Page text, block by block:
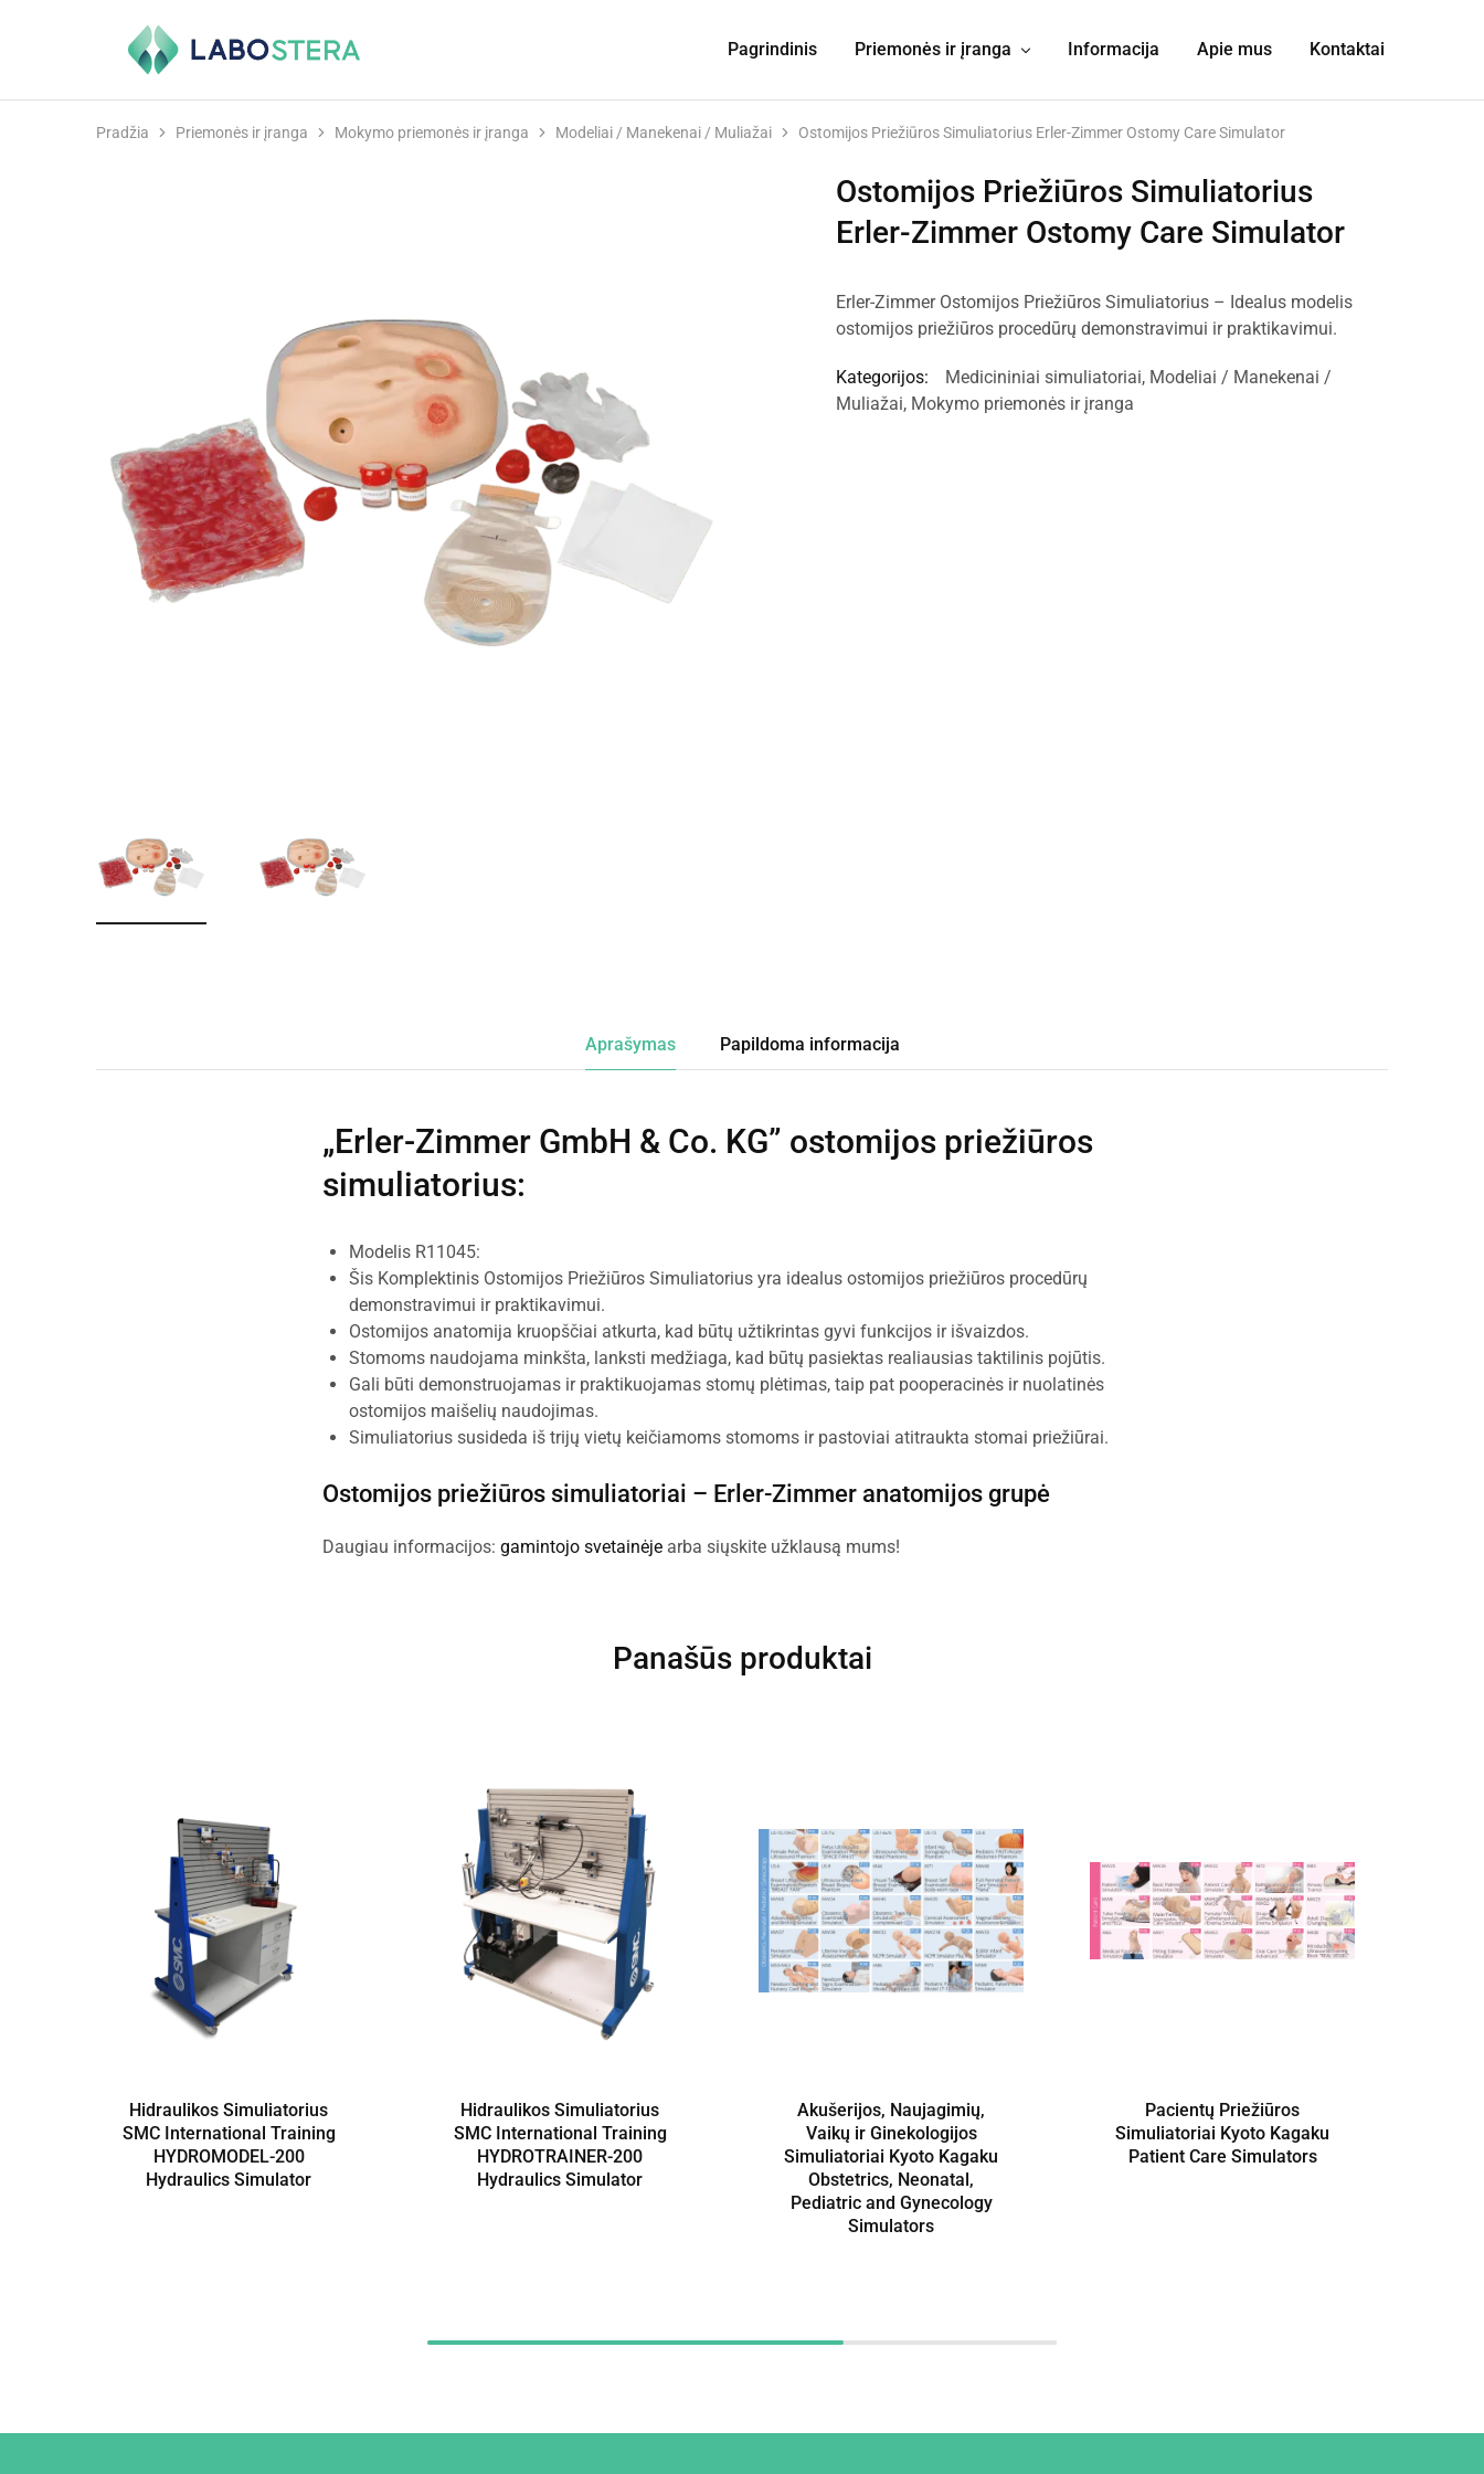
Labostera
Laboratorinė
Pagrindinis Priemonės ir įranga Informacija Apie mus Kontaktai
Pradžia Priemonės ir įranga Mokymo priemonės ir įranga Modeliai / Manekenai / Muliažai Ostomijos Priežiūros Simuliatorius Erler-Zimmer Ostomy Care Simulator
Ostomijos Priežiūros Simuliatorius
Erler-Zimmer Ostomy Care Simulator
Erler-Zimmer Ostomijos Priežiūros Simuliatorius – Idealus modelis
ostomijos priežiūros procedūrų demonstravimui ir praktikavimui.
Kategorijos: Medicininiai simuliatoriai, Modeliai / Manekenai /
Muliažai, Mokymo priemonės ir įranga
Aprašymas Papildoma informacija
„Erler-Zimmer GmbH & Co. KG” ostomijos priežiūros
simuliatorius:
Modelis R11045:
Šis Komplektinis Ostomijos Priežiūros Simuliatorius yra idealus ostomijos priežiūros procedūrų
demonstravimui ir praktikavimui.
Ostomijos anatomija kruopščiai atkurta, kad būtų užtikrintas gyvi funkcijos ir išvaizdos.
Stomoms naudojama minkšta, lanksti medžiaga, kad būtų pasiektas realiausias taktilinis pojūtis.
Gali būti demonstruojamas ir praktikuojamas stomų plėtimas, taip pat pooperacinės ir nuolatinės
ostomijos maišelių naudojimas.
Simuliatorius susideda iš trijų vietų keičiamoms stomoms ir pastoviai atitraukta stomai priežiūrai.
Ostomijos priežiūros simuliatoriai – Erler-Zimmer anatomijos grupė
Daugiau informacijos: gamintojo svetainėje arba siųskite užklausą mums!
Panašūs produktai
Hidraulikos Simuliatorius
SMC International Training
HYDROMODEL-200
Hydraulics Simulator
Hidraulikos Simuliatorius
SMC International Training
HYDROTRAINER-200
Hydraulics Simulator
Akušerijos, Naujagimių,
Vaikų ir Ginekologijos
Simuliatoriai Kyoto Kagaku
Obstetrics, Neonatal,
Pediatric and Gynecology
Simulators
Pacientų Priežiūros
Simuliatoriai Kyoto Kagaku
Patient Care Simulators